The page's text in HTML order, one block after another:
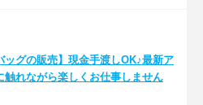
ッグの販売】現金手渡しOK♪最新ア
触れながら楽しくお仕事しません